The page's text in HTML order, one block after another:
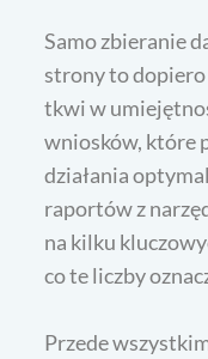
Samo zbieranie
strony to
tkwi w
wniosków, które
działania
raportów z
na kilku
co te liczby
Przede